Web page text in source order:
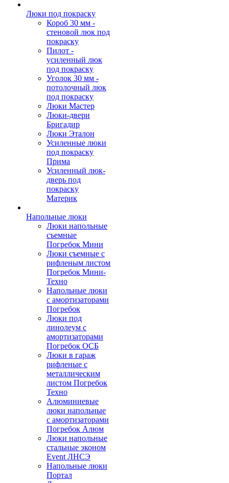
Люки под покраску
Короб 30 мм -
стеновой люк под
покраску
Пилот -
усиленный люк
под покраску
Уголок 30 мм -
потолочный люк
под покраску
Люки Мастер
Люки-двери
Бригадир
Люки Эталон
Усиленные люки
под покраску
Прима
Усиленный люк-
дверь под
покраску
Материк
Напольные люки
Люки напольные
съемные
Погребок Мини
Люки съемные с
рифленым листом
Погребок Мини-
Техно
Напольные люки
с амортизаторами
Погребок
Люки под
линолеум с
амортизаторами
Погребок ОСБ
Люки в гараж
рифленые с
металлическим
листом Погребок
Техно
Алюминиевые
люки напольные
с амортизаторами
Погребок Алюм
Люки напольные
стальные эконом
Event ЛНСЭ
Напольные люки
Портал